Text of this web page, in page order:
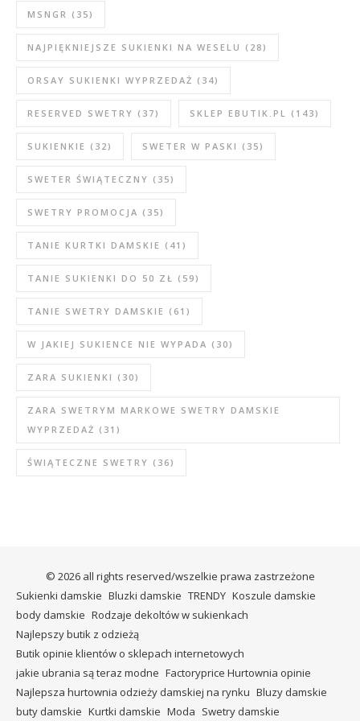
MSNGR (35)
NAJPIĘKNIEJSZE SUKIENKI NA WESELU (28)
ORSAY SUKIENKI WYPRZEDAŻ (34)
RESERVED SWETRY (37) SKLEP EBUTIK.PL (143)
SUKIENKIE (32) SWETER W PASKI (35)
SWETER ŚWIĄTECZNY (35)
SWETRY PROMOCJA (35)
TANIE KURTKI DAMSKIE (41)
TANIE SUKIENKI DO 50 ZŁ (59)
TANIE SWETRY DAMSKIE (61)
W JAKIEJ SUKIENCE NIE WYPADA (30)
ZARA SUKIENKI (30)
ZARA SWETRYM MARKOWE SWETRY DAMSKIE
WYPRZEDAŻ (31)
ŚWIĄTECZNE SWETRY (36)
© 2026 all rights reserved/wszelkie prawa zastrzeżone
Sukienki damskie Bluzki damskie TRENDY Koszule damskie
body damskie Rodzaje dekoltów w sukienkach
Najlepszy butik z odzieżą
Butik opinie klientów o sklepach internetowych
jakie ubrania są teraz modne Factoryprice Hurtownia opinie
Najlepsza hurtownia odzieży damskiej na rynku Bluzy damskie
buty damskie Kurtki damskie Moda Swetry damskie